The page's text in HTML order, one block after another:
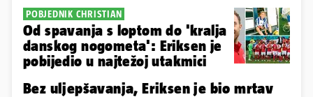
POBJEDNIK CHRISTIAN
Od spavanja s loptom do 'kralja
danskog nogometa': Eriksen je
pobijedio u najtežoj utakmici
Bez uljepšavanja, Eriksen je bio mrtav